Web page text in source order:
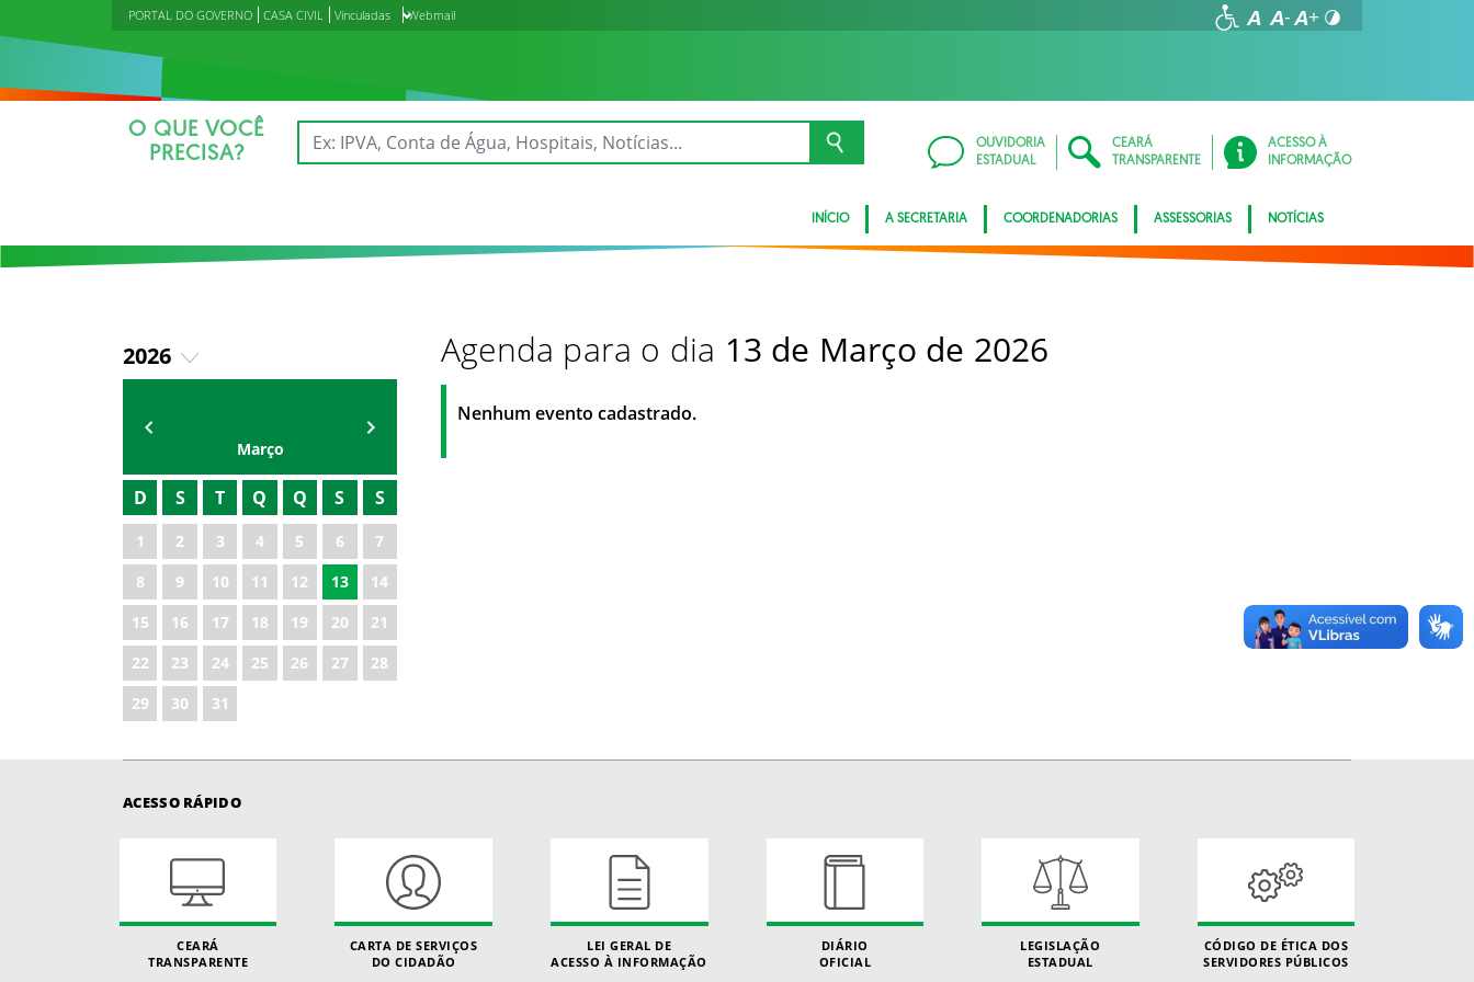
PORTAL DO GOVERNO CASA CIVIL Vinculadas Webmail
O QUE VOCÊ
PRECISA?
OUVIDORIA
ESTADUAL
CEARÁ
TRANSPARENTE
ACESSO À
INFORMAÇÃO
INÍCIO A SECRETARIA COORDENADORIAS ASSESSORIAS NOTÍCIAS
2026
2019
2020
2021
2022
2023
2024
2025
Março
D S T Q Q S S
1 2 3 4 5 6
7
8
9 10 11 12 13
14
15
16 17 18 19 20
21
22
23 24 25 26 27
28
29
30 31
Agenda para o dia 13 de Março de 2026
Nenhum evento cadastrado.
ACESSO RÁPIDO
CEARÁ
TRANSPARENTE
CARTA DE SERVIÇOS
DO CIDADÃO
LEI GERAL DE
ACESSO À INFORMAÇÃO
DIÁRIO
OFICIAL
LEGISLAÇÃO
ESTADUAL
CÓDIGO DE ÉTICA DOS
SERVIDORES PÚBLICOS